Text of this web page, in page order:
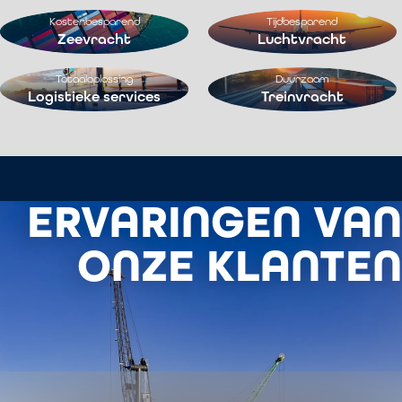
Kostenbesparend
Zeevracht
Tijdbesparend
Luchtvracht
Totaaloplossing
Logistieke services
Duurzaam
Treinvracht
ERVARINGEN VAN
ONZE KLANTEN